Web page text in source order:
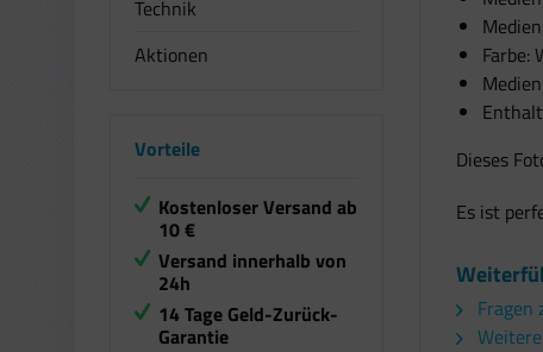
Technik
Aktionen
Vorteile
Kostenloser Versand ab
10 €
Versand innerhalb von
24h
14 Tage Geld-Zurück-
Garantie
Farbe:
Dieses
Es ist
Fragen